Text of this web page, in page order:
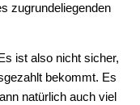
zugrundeliegenden
ist also nicht sicher,
bekommt. Es
natürlich auch viel